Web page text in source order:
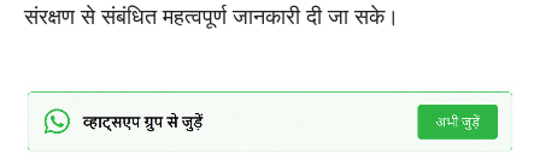
संरक्षण से संबंधित महत्वपूर्ण जानकारी दी जा सके।